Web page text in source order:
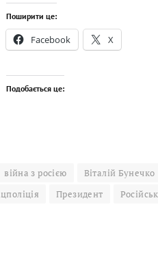
Поширити це:
Facebook X
Подобається це:
війна з росією Віталій Бунечко
Президент